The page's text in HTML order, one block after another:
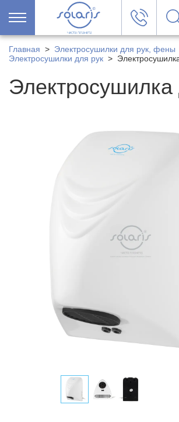
Главная > Электросушилки для рук, фены
Электросушилки для рук >
Электросушилка